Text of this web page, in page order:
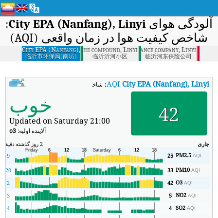
آلودگی هوای City EPA (Nanfang), Linyi
:
شاخص کیفیت هوا در زمان واقعی (AQI)
City EPA (Nanfang),
Linyi
临沂市环保局(南坊)
Yihe compound, Linyi
临沂沂河小区
Hedong insurance company, Linyi
临沂河东保险公司
AQICity EPA (Nanfang), Linyi
: شاخص کیفیت هوای بی‌درنگ City EPA (Nanfang), Linyi (AQI).
42 خوب
Updated on Saturday 21:00
آلاینده اولیه:o3
جاری 2 روز گذشته دقیقه
PM2.5AQI
25
9
PM10AQI
33
20
O3AQI
42
2
NO2AQI
5
3
SO2AQI
4
4